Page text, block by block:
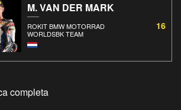
M. VAN DER MARK
ROKIT BMW MOTORRAD
WORLDSBK TEAM
16
completa